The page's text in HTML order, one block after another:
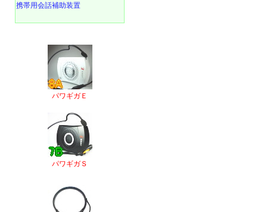
携帯用会話補助装置
パワギガＥ
パワギガＳ